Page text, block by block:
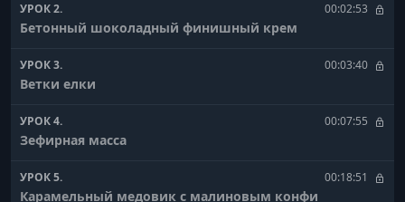
УРОК 2. 00:02:53
Бетонный шоколадный финишный крем
УРОК 3. 00:03:40
Ветки елки
УРОК 4. 00:07:55
Зефирная масса
УРОК 5. 00:18:51
Карамельный медовик с малиновым конфи